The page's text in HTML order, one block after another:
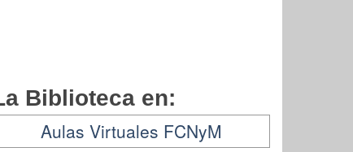
Biblioteca en:
Aulas Virtuales FCNyM